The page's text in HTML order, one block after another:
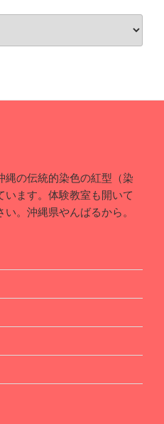
縄の伝統的染色の紅型（染
います。体験教室も開いて
。沖縄県やんばるから。